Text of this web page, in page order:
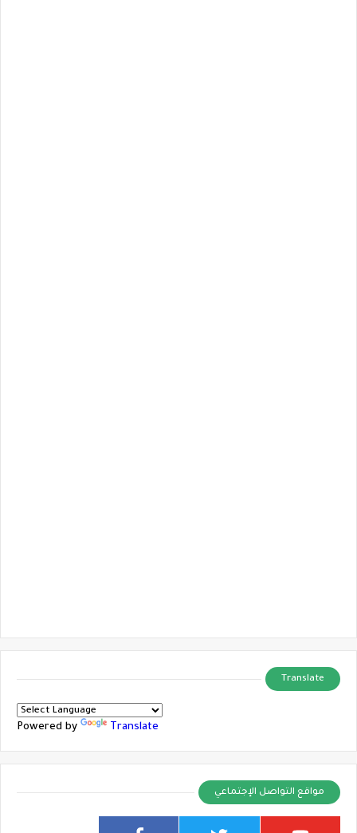
Translate
Powered by Translate
مواقع التواصل الإجتماعي